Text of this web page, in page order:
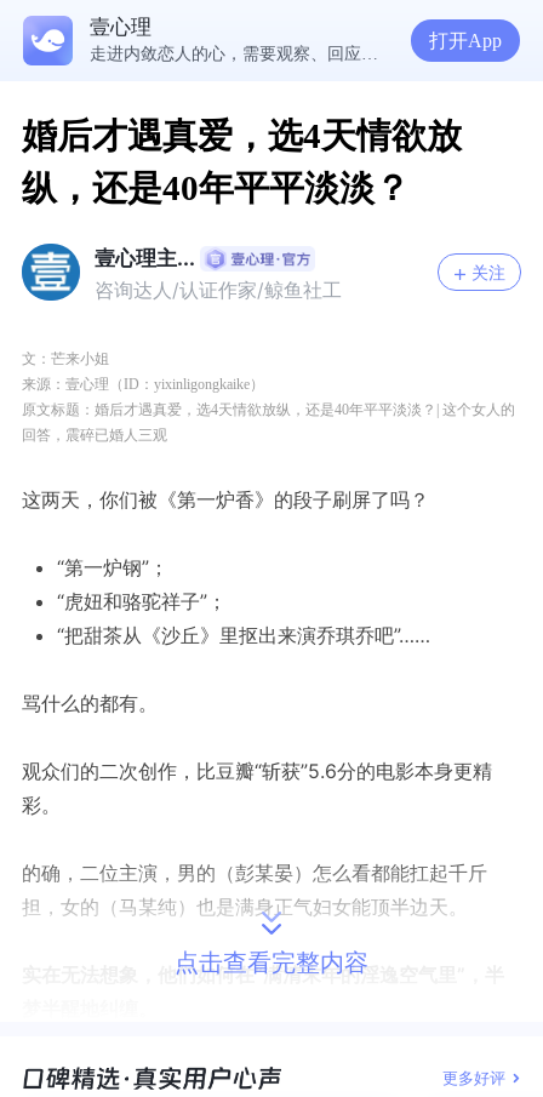
壹心理
打开App
婚后才遇真爱，选4天情欲放
纵，还是40年平平淡淡？
壹心理主...
咨询达人/认证作家/鲸鱼社工
关注
文：芒来小姐
来源：壹心理（ID：yixinligongkaike）
原文标题：婚后才遇真爱，选4天情欲放纵，还是40年平平淡淡？| 这个女人的
回答，震碎已婚人三观
这两天，你们被《第一炉香》的段子刷屏了吗？
“第一炉钢”；
“虎妞和骆驼祥子”；
“把甜茶从《沙丘》里抠出来演乔琪乔吧”……
骂什么的都有。
观众们的二次创作，比豆瓣“斩获”5.6分的电影本身更精
彩。
的确，二位主演，男的（彭某晏）怎么看都能扛起千斤
担，女的（马某纯）也是满身正气妇女能顶半边天。
实在无法想象，他们如何在“满清末年的淫逸空气里”，半
甚至有书迷们干脆说：“就是欺负张爱玲不在了。”
点击查看完整内容
更多好评